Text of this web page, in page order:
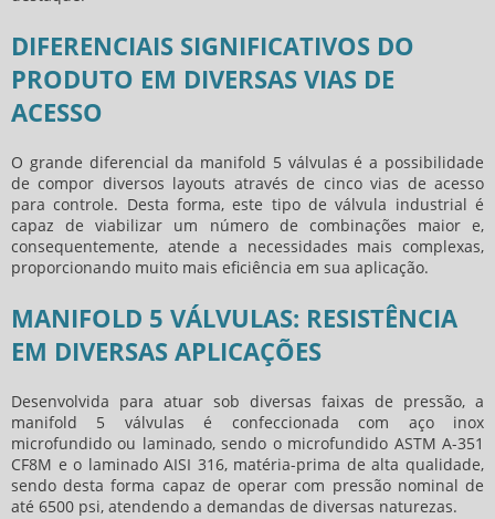
DIFERENCIAIS SIGNIFICATIVOS DO
PRODUTO EM DIVERSAS VIAS DE
ACESSO
O grande diferencial da manifold 5 válvulas é a possibilidade
de compor diversos layouts através de cinco vias de acesso
para controle. Desta forma, este tipo de válvula industrial é
capaz de viabilizar um número de combinações maior e,
consequentemente, atende a necessidades mais complexas,
proporcionando muito mais eficiência em sua aplicação.
MANIFOLD 5 VÁLVULAS: RESISTÊNCIA
EM DIVERSAS APLICAÇÕES
Desenvolvida para atuar sob diversas faixas de pressão, a
manifold 5 válvulas é confeccionada com aço inox
microfundido ou laminado, sendo o microfundido ASTM A-351
CF8M e o laminado AISI 316, matéria-prima de alta qualidade,
sendo desta forma capaz de operar com pressão nominal de
até 6500 psi, atendendo a demandas de diversas naturezas.